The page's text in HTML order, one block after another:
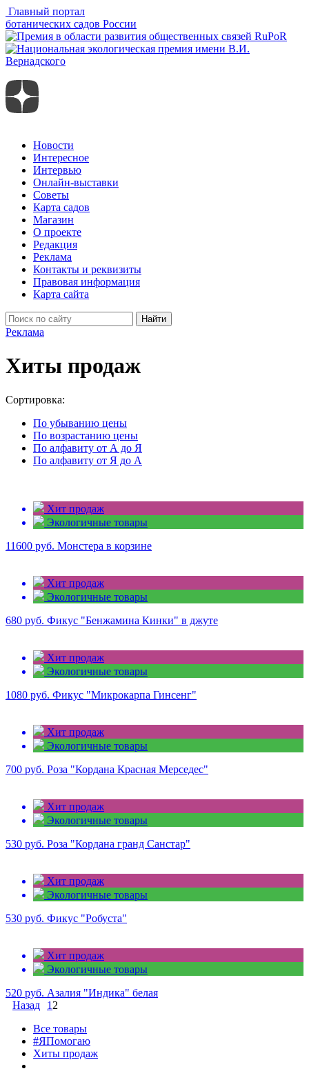
Главный портал
ботанических садов России
Новости
Интересное
Интервью
Онлайн-выставки
Советы
Карта садов
Магазин
О проекте
Редакция
Реклама
Контакты и реквизиты
Правовая информация
Карта сайта
Найти
Реклама
Хиты продаж
Сортировка:
По убыванию цены
По возрастанию цены
По алфавиту от А до Я
По алфавиту от Я до А
Хит продаж
Экологичные товары
11600 руб. Монстера в корзине
Хит продаж
Экологичные товары
680 руб. Фикус "Бенжамина Кинки" в джуте
Хит продаж
Экологичные товары
1080 руб. Фикус "Микрокарпа Гинсенг"
Хит продаж
Экологичные товары
700 руб. Роза "Кордана Красная Мерседес"
Хит продаж
Экологичные товары
530 руб. Роза "Кордана гранд Санстар"
Хит продаж
Экологичные товары
530 руб. Фикус "Робуста"
Хит продаж
Экологичные товары
520 руб. Азалия "Индика" белая
Назад
1 2
Все товары
#ЯПомогаю
Хиты продаж